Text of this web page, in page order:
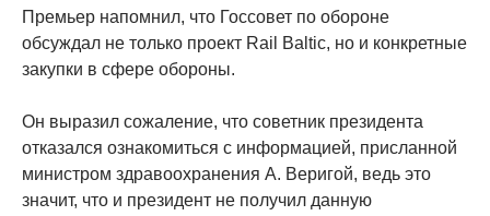
Премьер напомнил, что Госсовет по обороне
обсуждал не только проект Rail Baltic, но и конкретные
закупки в сфере обороны.
Он выразил сожаление, что советник президента
отказался ознакомиться с информацией, присланной
министром здравоохранения А. Веригой, ведь это
значит, что и президент не получил данную